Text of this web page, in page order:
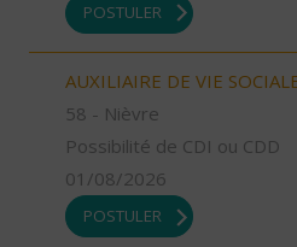
POSTULER
AUXILIAIRE DE VIE
58 - Nièvre
Possibilité de CDI ou CDD
01/08/2026
POSTULER